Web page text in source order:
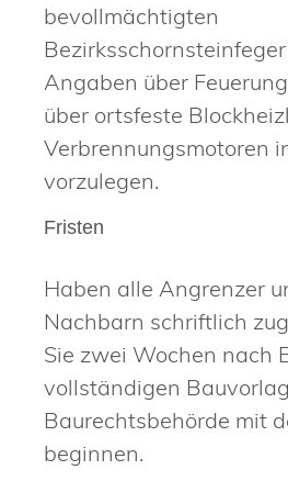
bevollmächtigten
Angaben über
über ortsfeste
Verbrennungsmotoren
vorzulegen.
Fristen
Haben alle Angrenzer
Nachbarn schriftlich
Sie zwei Wochen nach
vollständigen
Baurechtsbehörde mit
beginnen.